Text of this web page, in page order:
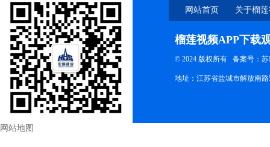
网站首页 关于榴
下载
榴莲视频APP下载
© 2024 版权所有 备案号
地址：江苏省盐城市解放南
网站地图